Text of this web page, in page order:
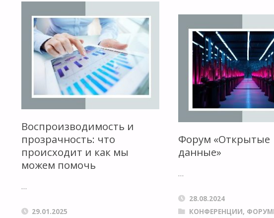
ПЛАТФОРМЕ
STM
INTEGRITY
HUB"
О
ЗАПУСКЕ
Воспроизводимость и
прозрачность: что
происходит и как мы
можем помочь
…
29.01.2025
Форум «Открытые
данные»
…
28.08.2024
КОНФЕРЕНЦИИ,